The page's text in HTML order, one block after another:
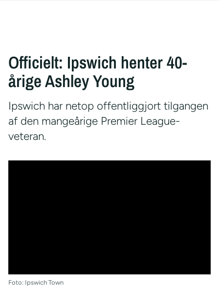
Officielt: Ipswich henter 40-
årige Ashley Young
Ipswich har netop offentliggjort tilgangen
af den mangeårige Premier League-
veteran.
Foto: Ipswich Town